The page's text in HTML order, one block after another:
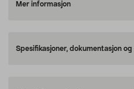
Mer informasjon
Spesifikasjoner, dokumentasjon